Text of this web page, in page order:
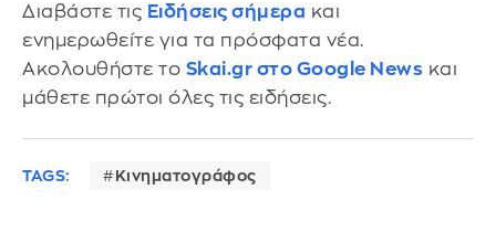
Διαβάστε τις Ειδήσεις σήμερα και
ενημερωθείτε για τα πρόσφατα νέα.
Ακολουθήστε το Skai.gr στο Google News και
μάθετε πρώτοι όλες τις ειδήσεις.
TAGS: Κινηματογράφος